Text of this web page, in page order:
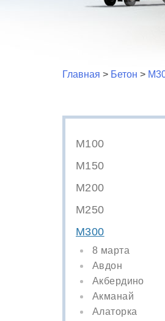
Главная > Бетон >
М100
М150
М200
М250
М300
8 марта
Авдон
Акбердино
Акманай
Алаторка